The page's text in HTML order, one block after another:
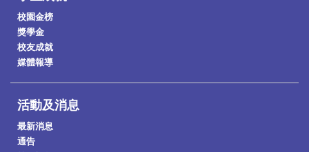
校園金榜
獎學金
校友成就
媒體報導
活動及消息
最新消息
通告